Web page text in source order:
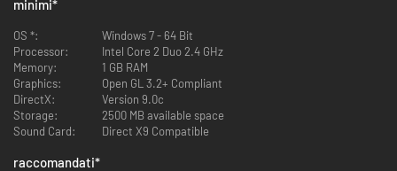
17 skin aggiuntive per i servitori
minimi*
OS *:
Windows 7 - 64 Bit
Processor:
Intel Core 2 Duo 2.4 GHz
Memory:
1 GB RAM
Graphics:
Open GL 3.2+ Compliant
DirectX:
Version 9.0c
Storage:
2500 MB available space
Sound Card:
Direct X9 Compatible
raccomandati*